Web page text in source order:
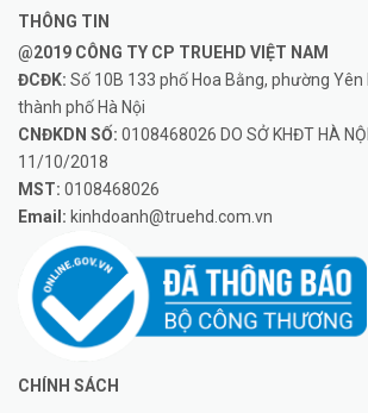
THÔNG TIN
@2019 CÔNG TY CP TRUEHD VIỆT NAM
ĐCĐK: Số 10B 133 phố Hoa Bằng, phường Yên
thành phố Hà Nội
CNĐKDN SỐ: 0108468026 DO SỞ KHĐT HÀ
11/10/2018
MST: 0108468026
Email: kinhdoanh@truehd.com.vn
CHÍNH SÁCH